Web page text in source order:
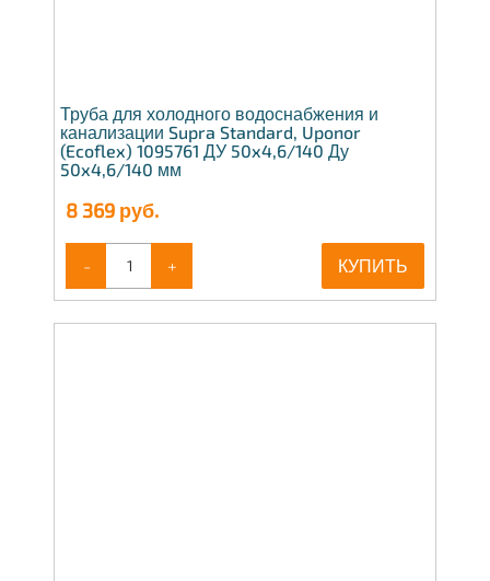
Труба для холодного водоснабжения и
канализации Supra Standard, Uponor
(Ecoflex) 1095761 ДУ 50x4,6/140 Ду
50x4,6/140 мм
8 369 руб.
- + КУПИТЬ